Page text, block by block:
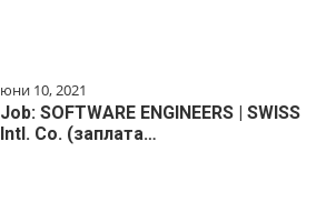
юни 10, 2021
Job: SOFTWARE ENGINEERS | SWISS
Intl. Co. (заплата…